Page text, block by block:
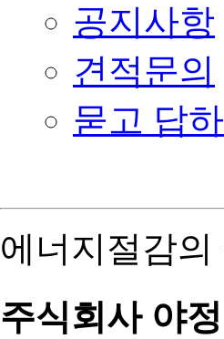
공지사항
견적문의
묻고 답
에너지절감
주식회사 야정